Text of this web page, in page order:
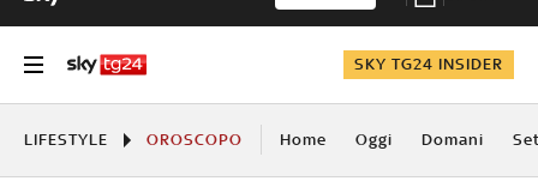
SKY TG24 INSIDER
LIFESTYLE OROSCOPO Home Oggi Domani